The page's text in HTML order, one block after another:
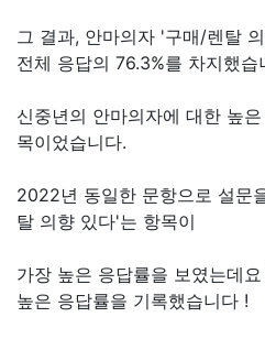
그 결과, 안마의자 '구매/렌탈
전체 응답의 76.3%를 차지했습
신중년의 안마의자에 대한 높
목이었습니다.
2022년 동일한 문항으로 설문
탈 의향 있다'는 항목이
가장 높은 응답률을 보였는데
높은 응답률을 기록했습니다 !